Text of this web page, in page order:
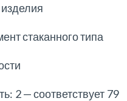
стаканного типа
2 — соответствует 79